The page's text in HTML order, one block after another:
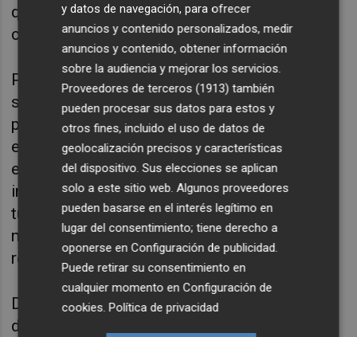
que se mantiene el tiempo de respuesta ante
cualquier posible incidencia.
Para agilizar la respuesta ante un eventual
servicio, el personal que acude
presencialmente al parque prepara toda la
equipación de aquellos componentes que
están en sus casas. Así, si tuvieran que
incorporarse a algún servicio en concreto y
tuvieran que movilizarse, tienen todo el
material preparado en el lugar donde se
realice la intervención.
Del mismo modo, para mantener las medidas
de prevención, los componentes de un turno
y datos de navegación, para ofrecer
anuncios y contenido personalizados, medir
anuncios y contenido, obtener información
sobre la audiencia y mejorar los servicios.
Proveedores de terceros (1913) también
pueden procesar sus datos para estos y
otros fines, incluido el uso de datos de
geolocalización precisos y características
del dispositivo. Sus elecciones se aplican
solo a este sitio web. Algunos proveedores
pueden basarse en el interés legítimo en
lugar del consentimiento; tiene derecho a
oponerse enConfiguración de publicidad
Puede retirar su consentimiento en
cualquier momento enConfiguración de
cookies .Política de privacidad